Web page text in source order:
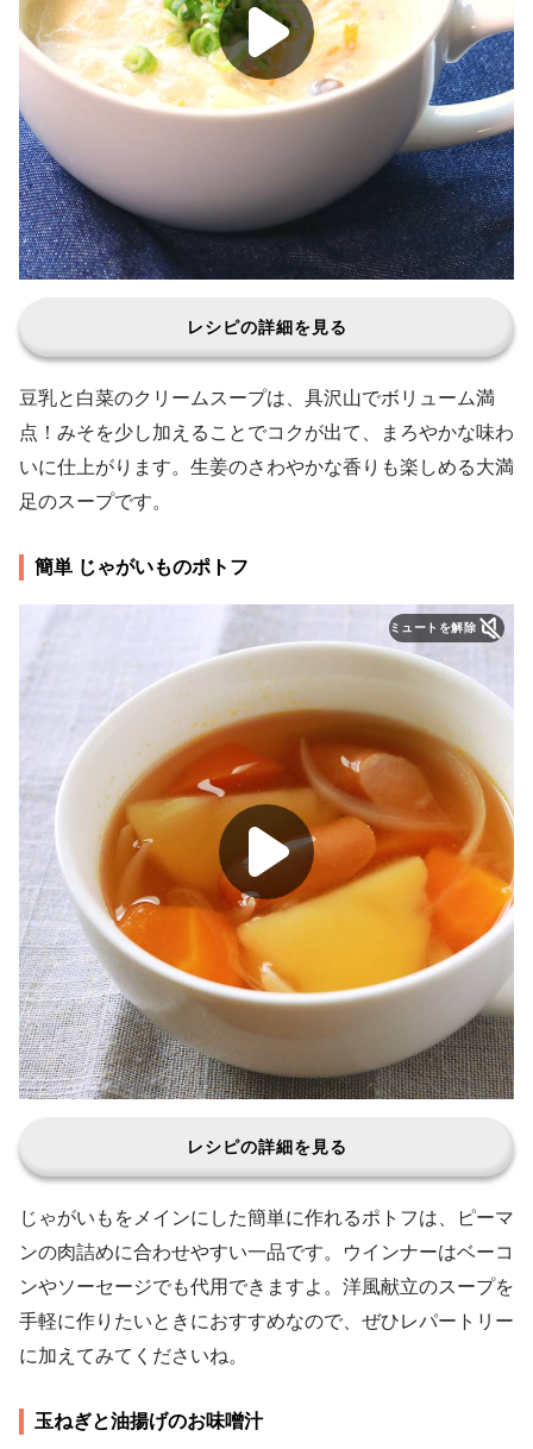
レシピの詳細を見る
豆乳と白菜のクリームスープは、具沢山でボリューム満
点！みそを少し加えることでコクが出て、まろやかな味わ
いに仕上がります。生姜のさわやかな香りも楽しめる大満
足のスープです。
簡単 じゃがいものポトフ
ミュートを解除
レシピの詳細を見る
じゃがいもをメインにした簡単に作れるポトフは、ピーマ
ンの肉詰めに合わせやすい一品です。ウインナーはベーコ
ンやソーセージでも代用できますよ。洋風献立のスープを
手軽に作りたいときにおすすめなので、ぜひレパートリー
に加えてみてくださいね。
玉ねぎと油揚げのお味噌汁